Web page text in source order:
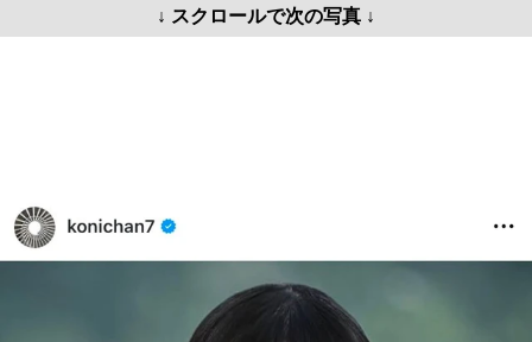
↓ スクロールで次の写真 ↓